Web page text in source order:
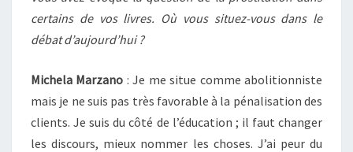
certains de vos livres. Où vous situez-vous dans le
débat d’aujourd’hui ?
Michela Marzano : Je me situe comme abolitionniste
mais je ne suis pas très favorable à la pénalisation des
clients. Je suis du côté de l’éducation ; il faut changer
les discours, mieux nommer les choses. J’ai peur du